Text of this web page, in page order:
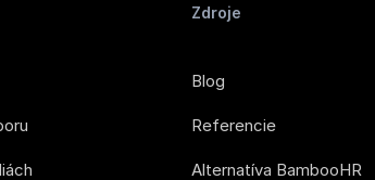
Zdroje
Blog
Referencie
Alternatíva BambooHR